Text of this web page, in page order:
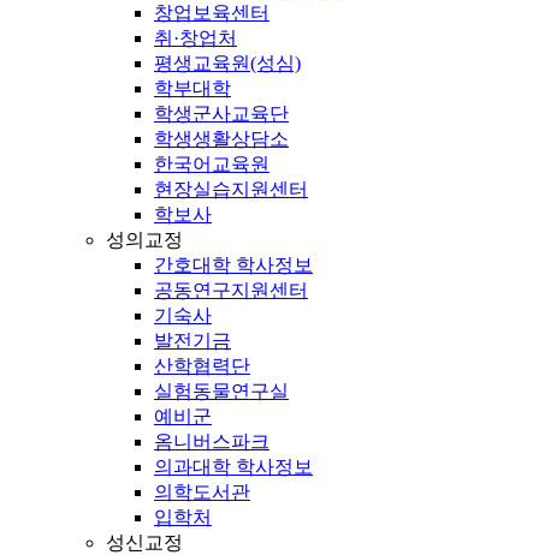
창업보육센터
취·창업처
평생교육원(성심)
학부대학
학생군사교육단
학생생활상담소
한국어교육원
현장실습지원센터
학보사
성의교정
간호대학 학사정보
공동연구지원센터
기숙사
발전기금
산학협력단
실험동물연구실
예비군
옴니버스파크
의과대학 학사정보
의학도서관
입학처
성신교정